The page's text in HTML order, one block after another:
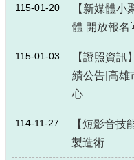
115-01-20
【新媒體
體 開放報名
115-01-03
【證照資
績公告|高雄
心
114-11-27
【短影音技
製造術